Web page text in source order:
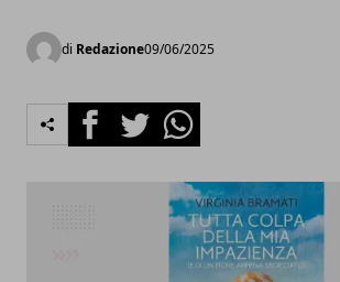
di Redazione09/06/2025
FacebookTwitterWhatsapp